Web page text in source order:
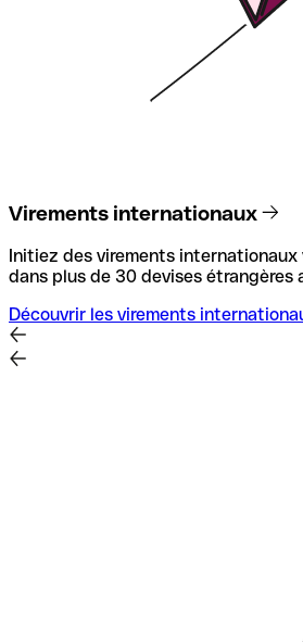
Virements internationaux
Initiez des virements internationaux
dans plus de 30 devises étrangères
Découvrir les virements